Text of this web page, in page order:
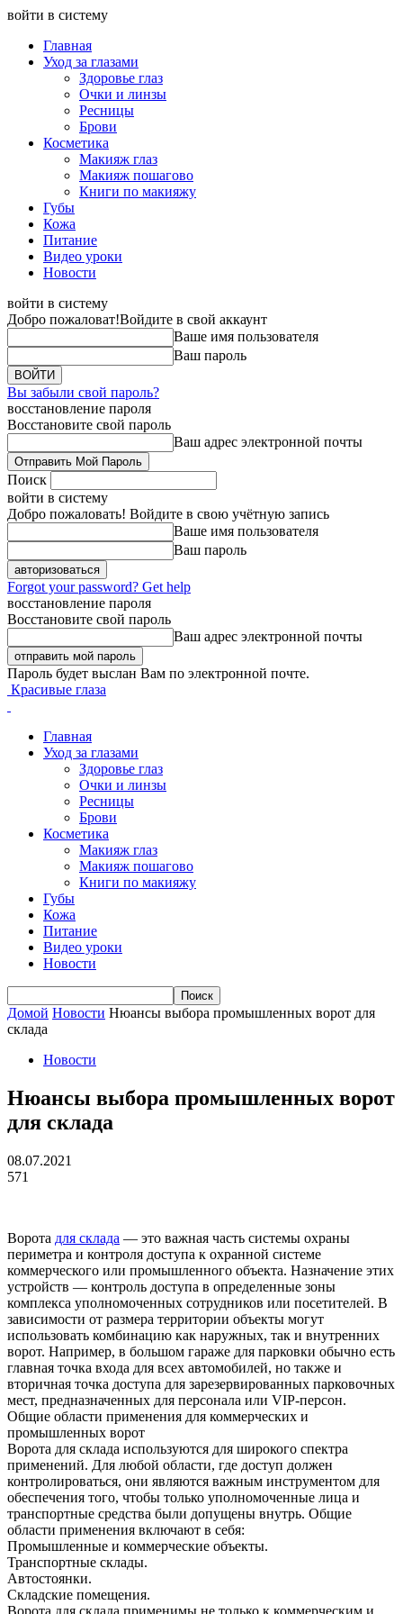
войти в систему
Главная
Уход за глазами
Здоровье глаз
Очки и линзы
Ресницы
Брови
Косметика
Макияж глаз
Макияж пошагово
Книги по макияжу
Губы
Кожа
Питание
Видео уроки
Новости
войти в систему
Добро пожаловат!Войдите в свой аккаунт
Ваше имя пользователя
Ваш пароль
Вы забыли свой пароль?
восстановление пароля
Восстановите свой пароль
Ваш адрес электронной почты
Поиск
войти в систему
Добро пожаловать! Войдите в свою учётную запись
Ваше имя пользователя
Ваш пароль
Forgot your password? Get help
восстановление пароля
Восстановите свой пароль
Ваш адрес электронной почты
Пароль будет выслан Вам по электронной почте.
Красивые глаза
Главная
Уход за глазами
Здоровье глаз
Очки и линзы
Ресницы
Брови
Косметика
Макияж глаз
Макияж пошагово
Книги по макияжу
Губы
Кожа
Питание
Видео уроки
Новости
Домой Новости Нюансы выбора промышленных ворот для
склада
Новости
Нюансы выбора промышленных ворот
для склада
08.07.2021
571
Ворота для склада — это важная часть системы охраны
периметра и контроля доступа к охранной системе
коммерческого или промышленного объекта. Назначение этих
устройств — контроль доступа в определенные зоны
комплекса уполномоченных сотрудников или посетителей. В
зависимости от размера территории объекты могут
использовать комбинацию как наружных, так и внутренних
ворот. Например, в большом гараже для парковки обычно есть
главная точка входа для всех автомобилей, но также и
вторичная точка доступа для зарезервированных парковочных
мест, предназначенных для персонала или VIP-персон.
Общие области применения для коммерческих и
промышленных ворот
Ворота для склада используются для широкого спектра
применений. Для любой области, где доступ должен
контролироваться, они являются важным инструментом для
обеспечения того, чтобы только уполномоченные лица и
транспортные средства были допущены внутрь. Общие
области применения включают в себя:
Промышленные и коммерческие объекты.
Транспортные склады.
Автостоянки.
Складские помещения.
Ворота для склада применимы не только к коммерческим и